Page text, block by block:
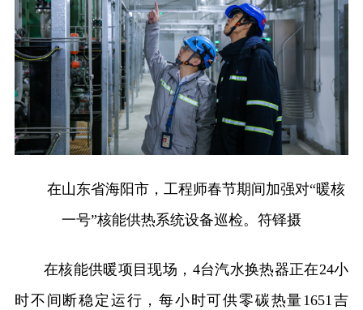
在山东省海阳市，工程师春节期间加强对“暖核
一号”核能供热系统设备巡检。符铎摄
在核能供暖项目现场，4台汽水换热器正在24小
时不间断稳定运行，每小时可供零碳热量1651吉